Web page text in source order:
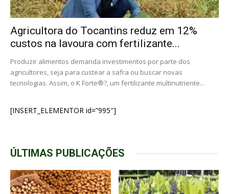
Agricultora do Tocantins reduz em 12%
custos na lavoura com fertilizante...
Produzir alimentos demanda investimentos por parte dos
agricultores, seja para custear a safra ou buscar novas
tecnologias. Assim, o K Forte®?, um fertilizante multinutriente...
[INSERT_ELEMENTOR id=”995″]
ÚLTIMAS PUBLICAÇÕES